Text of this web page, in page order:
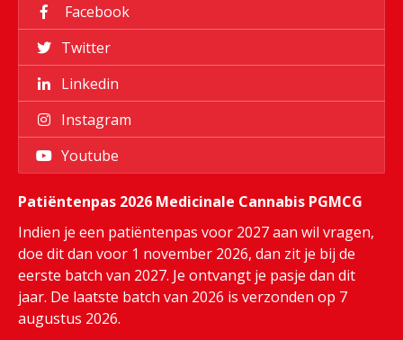
Facebook
Twitter
Linkedin
Instagram
Youtube
Patiëntenpas 2026 Medicinale Cannabis PGMCG
Indien je een patiëntenpas voor 2027 aan wil vragen,
doe dit dan voor 1 november 2026, dan zit je bij de
eerste batch van 2027. Je ontvangt je pasje dan dit
jaar. De laatste batch van 2026 is verzonden op 7
augustus 2026.